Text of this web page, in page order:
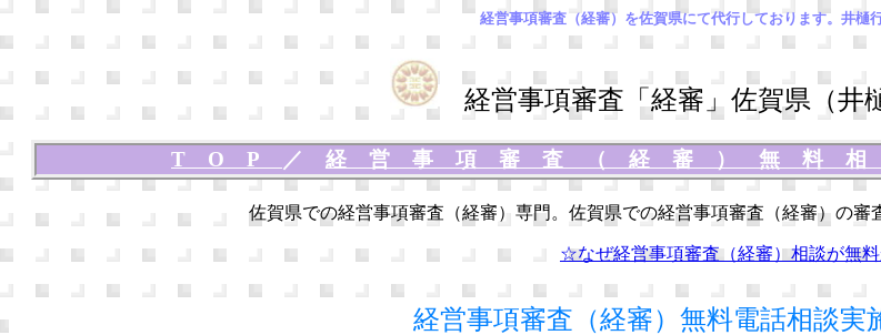
経営事項審査（経審）を佐賀県にて代行しております。井樋
経営事項審査「経審」佐賀県（井
TOP ／ 経営事項審査（経審）無料
佐賀県での経営事項審査（経審）専門。佐賀県での経営事項審査（経審）の審
☆なぜ経営事項審査（経審）相談が無
経営事項審査（経審）無料電話相談実